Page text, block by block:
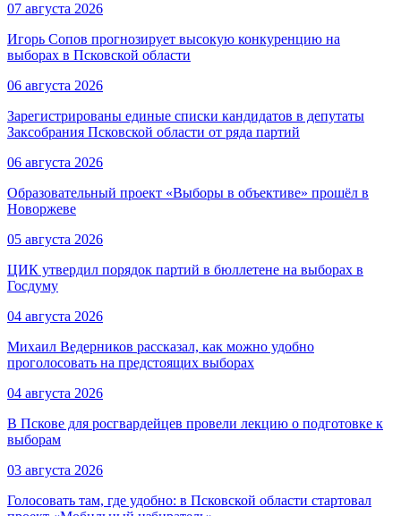
07 августа 2026
Игорь Сопов прогнозирует высокую конкуренцию на
выборах в Псковской области
06 августа 2026
Зарегистрированы единые списки кандидатов в депутаты
Заксобрания Псковской области от ряда партий
06 августа 2026
Образовательный проект «Выборы в объективе» прошёл в
Новоржеве
05 августа 2026
ЦИК утвердил порядок партий в бюллетене на выборах в
Госдуму
04 августа 2026
Михаил Ведерников рассказал, как можно удобно
проголосовать на предстоящих выборах
04 августа 2026
В Пскове для росгвардейцев провели лекцию о подготовке к
выборам
03 августа 2026
Голосовать там, где удобно: в Псковской области стартовал